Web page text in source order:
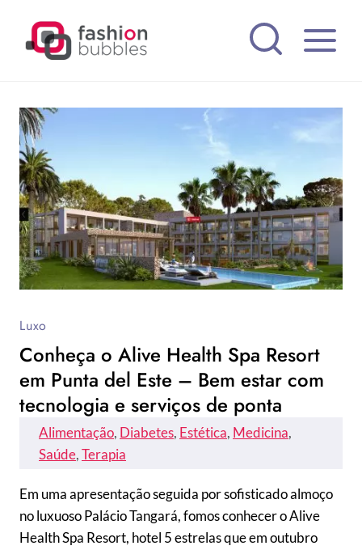
Luxo
Conheça o Alive Health Spa Resort
em Punta del Este – Bem estar com
tecnologia e serviços de ponta
Alimentação, Diabetes, Estética, Medicina
Saúde, Terapia
Em uma apresentação seguida por sofisticado almoço
no luxuoso Palácio Tangará, fomos conhecer o Alive
Health Spa Resort, hotel 5 estrelas que em outubro